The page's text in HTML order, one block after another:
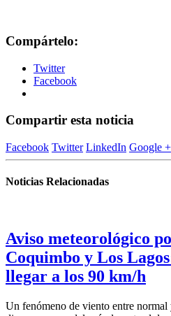
Compártelo:
Twitter
Facebook
Compartir esta noticia
Facebook Twitter LinkedIn Google +
Noticias Relacionadas
Aviso meteorológico
Coquimbo y Los
llegar a los 90 km/h
Un fenómeno de viento entre normal